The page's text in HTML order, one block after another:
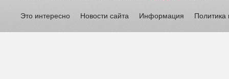
Это интересно Новости сайта Информация Политика